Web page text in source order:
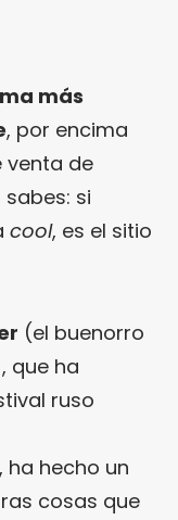
más
, por encima
venta de
si
cool, es el sitio
(el buenorro
que ha
ruso
ha hecho un
cosas que